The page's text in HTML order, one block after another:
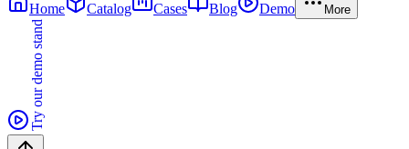
Home Catalog Cases Blog Demo More
Try our demo stand